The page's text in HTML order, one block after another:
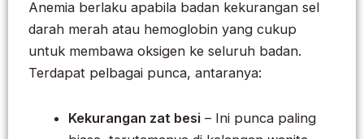
Anemia berlaku apabila badan kekurangan sel
darah merah atau hemoglobin yang cukup
untuk membawa oksigen ke seluruh badan.
Terdapat pelbagai punca, antaranya:
Kekurangan zat besi – Ini punca paling